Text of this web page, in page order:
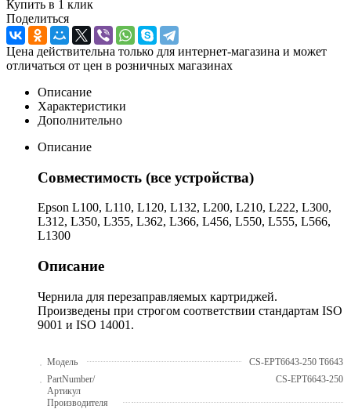
Купить в 1 клик
Поделиться
Цена действительна только для интернет-магазина и может
отличаться от цен в розничных магазинах
Описание
Характеристики
Дополнительно
Описание
Совместимость (все устройства)
Epson L100, L110, L120, L132, L200, L210, L222, L300,
L312, L350, L355, L362, L366, L456, L550, L555, L566,
L1300
Описание
Чернила для перезаправляемых картриджей.
Произведены при строгом соответствии стандартам ISO
9001 и ISO 14001.
Модель
CS-EPT6643-250 T6643
PartNumber/
Артикул
Производителя
CS-EPT6643-250